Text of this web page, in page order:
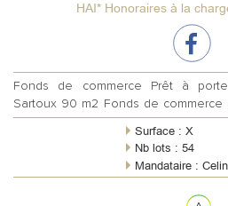
HAI* Honoraires à la
Fonds de commerce Prêt à
Sartoux 90 m2 Fonds de commerce
PORTER ET ACCESSOIRES" d'une su...
Surface : X
Nb lots : 54
Mandataire :